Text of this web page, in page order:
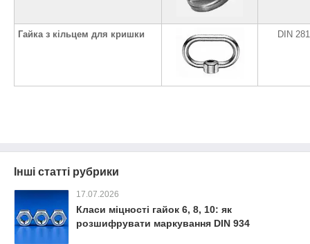
Гайка з кільцем для кришки DIN
Інші статті рубрики
17.07.2026
Класи міцності гайок 6, 8, 10: як
розшифрувати маркування DIN 934